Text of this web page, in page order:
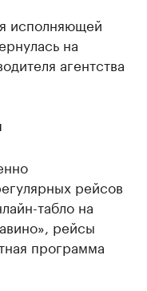
исполняющей
на
агентства
рейсов
табло на
рейсы
программа